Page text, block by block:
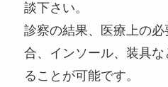
談下さい。
診察の結果、医療上の
合、インソール、装具
ることが可能です。